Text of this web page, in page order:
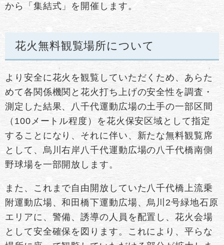
から「集結式」を開催します。
花火無料観覧場所について
より安全に花火を観覧していただくため、あらた
めて各関係機関と花火打ち上げの安全性を調査・
測定した結果、八千代運動広場の土手の一部区間
（100メートル程度）を花火保安区域として指定
することになり、それに伴い、新たな無料観覧席
として、烏川右岸八千代運動広場の八千代橋南側
野球場を一部開放します。
また、これまで自由開放していた八千代橋上流乗
附運動広場、和田橋下運動広場、烏川2号緑地石原
エリアに、警備、誘導の人員を配置し、花火会場
として安全確保を図ります。これにより、平らな